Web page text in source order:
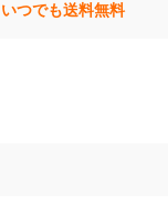
いつでも送料無料